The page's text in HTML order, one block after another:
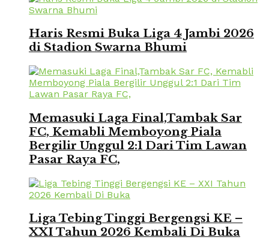
Haris Resmi Buka Liga 4 Jambi 2026
di Stadion Swarna Bhumi
Memasuki Laga Final,Tambak Sar
FC, Kemabli Memboyong Piala
Bergilir Unggul 2:1 Dari Tim Lawan
Pasar Raya FC,
Liga Tebing Tinggi Bergengsi KE –
XXI Tahun 2026 Kembali Di Buka